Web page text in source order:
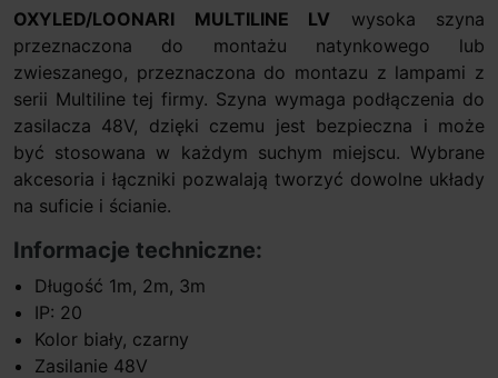
OXYLED/LOONARI MULTILINE LV wysoka szyna
przeznaczona do montażu natynkowego lub
zwieszanego, przeznaczona do montazu z lampami z
serii Multiline tej firmy. Szyna wymaga podłączenia do
zasilacza 48V, dzięki czemu jest bezpieczna i może
być stosowana w każdym suchym miejscu. Wybrane
akcesoria i łączniki pozwalają tworzyć dowolne układy
na suficie i ścianie.
Informacje techniczne:
Długość 1m, 2m, 3m
IP: 20
Kolor biały, czarny
Zasilanie 48V